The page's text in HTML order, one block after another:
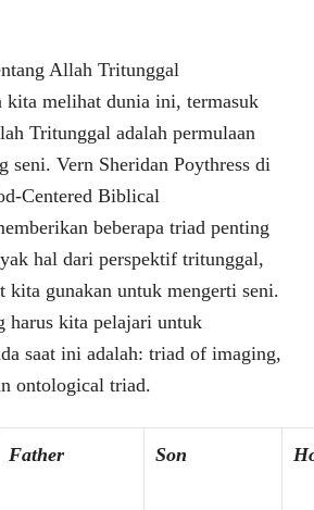
Allah Tritunggal
kita melihat dunia ini, termasuk
Tritunggal adalah permulaan
seni. Vern Sheridan Poythress di
Centered Biblical
beberapa triad penting
hal dari perspektif tritunggal,
kita gunakan untuk mengerti seni.
harus kita pelajari untuk
saat ini adalah: triad of imaging,
ontological triad.
Father Son